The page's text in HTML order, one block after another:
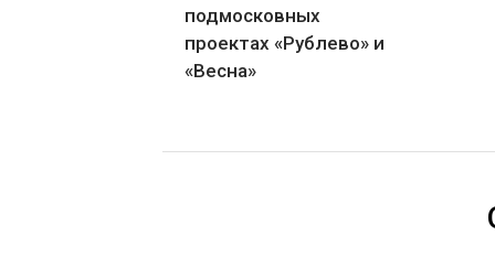
подмосковных
проектах «Рублево» и
«Весна»